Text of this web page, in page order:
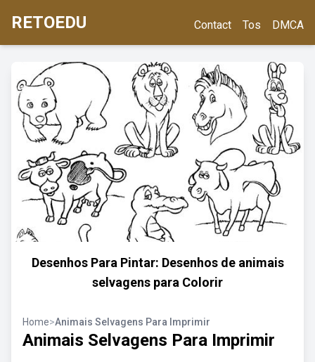
RETOEDU Contact Tos DMCA
Desenhos Para Pintar: Desenhos de animais
selvagens para Colorir
Home>Animais Selvagens Para Imprimir
Animais Selvagens Para Imprimir